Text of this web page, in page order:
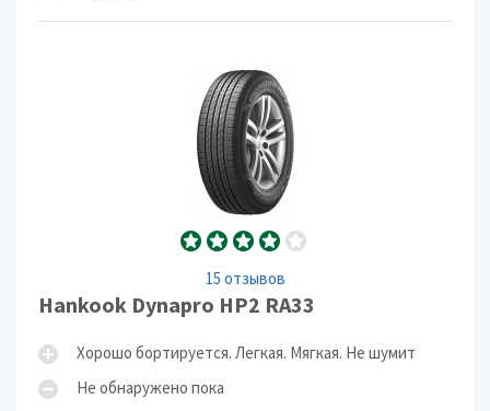
15 отзывов
Hankook Dynapro HP2 RA33
Хорошо бортируется. Легкая. Мягкая. Не шумит
Не обнаружено пока